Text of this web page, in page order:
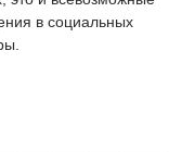
в социальных